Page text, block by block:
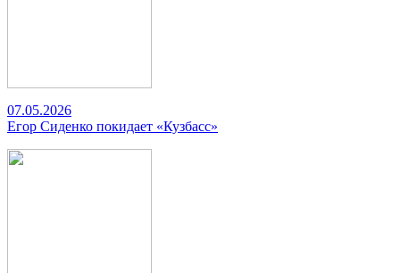
07.05.2026
Егор Сиденко покидает «Кузбасс»